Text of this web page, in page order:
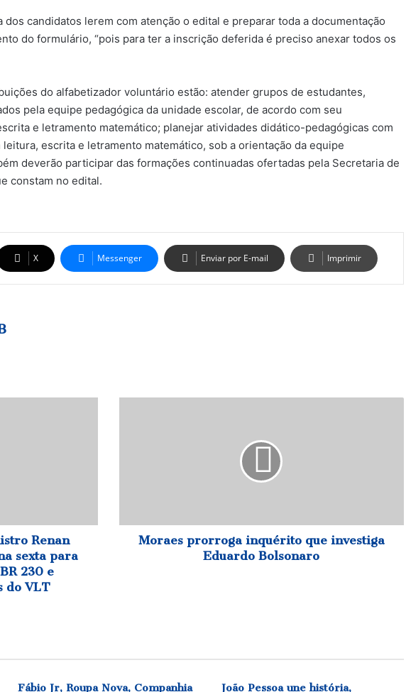
candidatos lerem com atenção o edital e preparar toda a documentação
do formulário, “pois para ter a inscrição deferida é preciso anexar todos os
do alfabetizador voluntário estão: atender grupos de estudantes,
pela equipe pedagógica da unidade escolar, de acordo com seu
e letramento matemático; planejar atividades didático-pedagógicas com
escrita e letramento matemático, sob a orientação da equipe
deverão participar das formações continuadas ofertadas pela Secretaria de
constam no edital.
X Messenger Enviar por E-mail Imprimir
Renan
sexta para
230 e
do VLT
Moraes prorroga inquérito que investiga
Eduardo Bolsonaro
Fábio Jr, Roupa Nova, Companhia João Pessoa une história,